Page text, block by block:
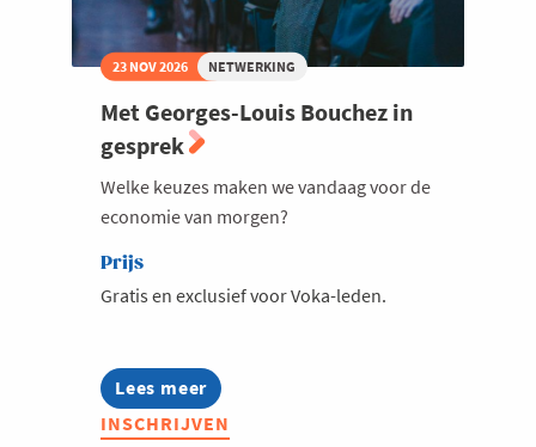
23 NOV 2026 NETWERKING
Met Georges-Louis Bouchez in
gesprek
Welke keuzes maken we vandaag voor de
economie van morgen?
Prijs
Gratis en exclusief voor Voka-leden.
Lees meer
about
Met
Georges-
INSCHRIJVEN